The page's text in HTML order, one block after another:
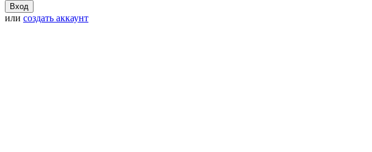
или создать аккаунт